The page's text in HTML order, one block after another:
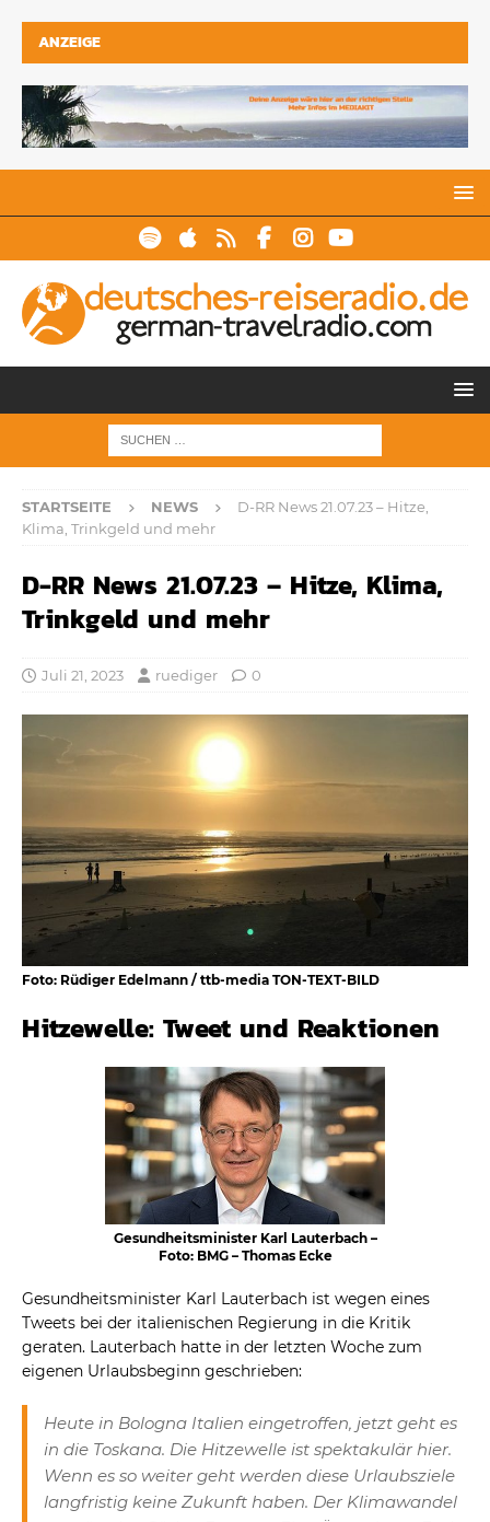
ANZEIGE
STARTSEITE NEWS
D-RR News 21.07.23 – Hitze,
Klima, Trinkgeld und mehr
D-RR News 21.07.23 – Hitze, Klima,
Trinkgeld und mehr
Juli 21, 2023 ruediger 0
Foto: Rüdiger Edelmann / ttb-media TON-TEXT-BILD
Hitzewelle: Tweet und Reaktionen
Gesundheitsminister Karl Lauterbach –
Foto: BMG – Thomas Ecke
Gesundheitsminister Karl Lauterbach ist wegen eines
Tweets bei der italienischen Regierung in die Kritik
geraten. Lauterbach hatte in der letzten Woche zum
eigenen Urlaubsbeginn geschrieben:
Heute in Bologna Italien eingetroffen, jetzt geht es
in die Toskana. Die Hitzewelle ist spektakulär hier.
Wenn es so weiter geht werden diese Urlaubsziele
langfristig keine Zukunft haben. Der Klimawandel